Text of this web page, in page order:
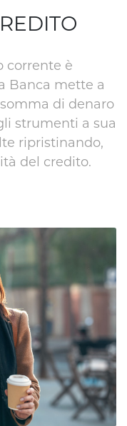
corrente è
Banca mette a
di denaro
strumenti a sua
ripristinando,
del credito.